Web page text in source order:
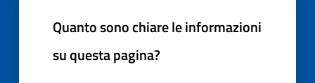
Quanto sono chiare le informazioni
su questa pagina?